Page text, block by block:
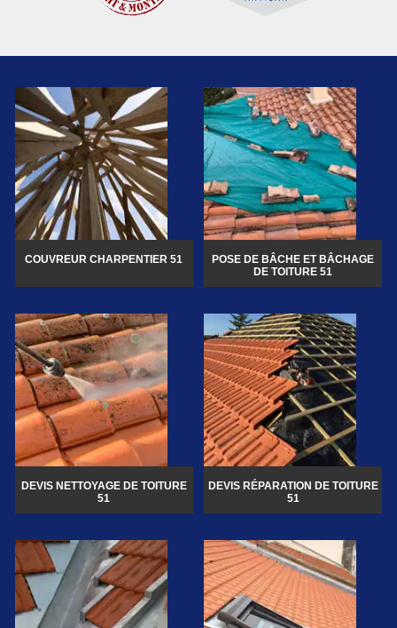
COUVREUR CHARPENTIER 51
POSE DE BÂCHE ET BÂCHAGE
DE TOITURE 51
DEVIS NETTOYAGE DE TOITURE
51
DEVIS RÉPARATION DE TOITURE
51